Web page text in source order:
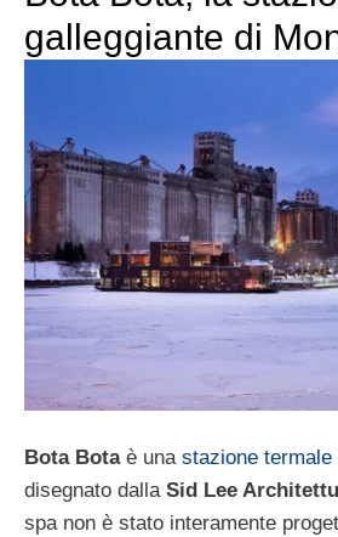
galleggiante di
Bota Botaè una stazione termale
disegnato dalla Sid Lee
spa non è stato interamente